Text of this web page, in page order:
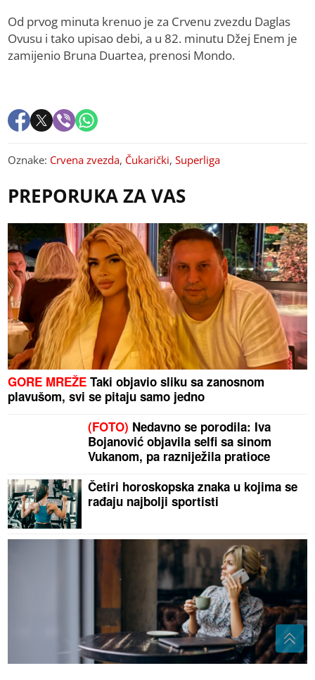
Od prvog minuta krenuo je za Crvenu zvezdu Daglas
Ovusu i tako upisao debi, a u 82. minutu Džej Enem je
zamijenio Bruna Duartea, prenosi Mondo.
Oznake: Crvena zvezda, Čukarički,Superliga
PREPORUKA ZA VAS
GORE MREŽE Taki objavio sliku sa zanosnom
plavušom, svi se pitaju samo jedno
(FOTO) Nedavno se porodila: Iva
Bojanović objavila selfi sa sinom
Vukanom, pa razniježila pratioce
Četiri horoskopska znaka u kojima se
rađaju najbolji sportisti